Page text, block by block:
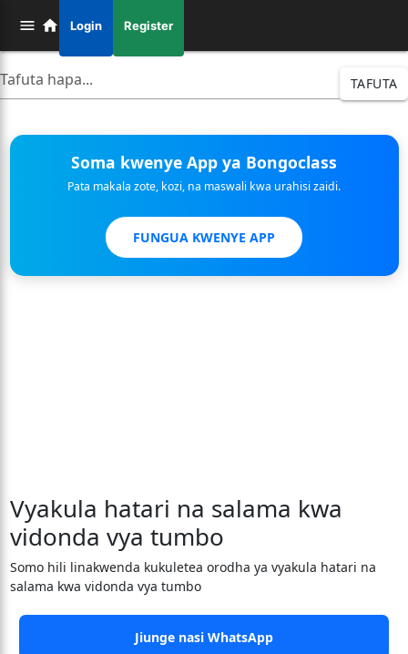
Login Register
TAFUTA
Soma kwenye App ya Bongoclass
Pata makala zote, kozi, na maswali kwa urahisi zaidi.
FUNGUA KWENYE APP
Vyakula hatari na salama kwa
vidonda vya tumbo
Somo hili linakwenda kukuletea orodha ya vyakula hatari na
salama kwa vidonda vya tumbo
Jiunge nasi WhatsApp